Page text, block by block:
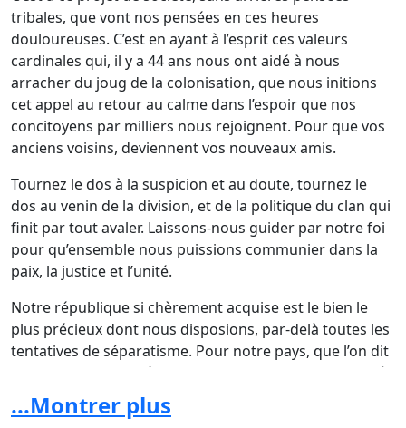
tribales, que vont nos pensées en ces heures
douloureuses. C’est en ayant à l’esprit ces valeurs
cardinales qui, il y a 44 ans nous ont aidé à nous
arracher du joug de la colonisation, que nous initions
cet appel au retour au calme dans l’espoir que nos
concitoyens par milliers nous rejoignent. Pour que vos
anciens voisins, deviennent vos nouveaux amis.
Tournez le dos à la suspicion et au doute, tournez le
dos au venin de la division, et de la politique du clan qui
finit par tout avaler. Laissons-nous guider par notre foi
pour qu’ensemble nous puissions communier dans la
paix, la justice et l’unité.
Notre république si chèrement acquise est le bien le
plus précieux dont nous disposions, par-delà toutes les
tentatives de séparatisme. Pour notre pays, que l’on dit
petit mais que l’on rêve grand, il nous faut apprendre à
placer l’intérêt général au-dessus des intérêts
particuliers et des replis identitaires.
...Montrer plus